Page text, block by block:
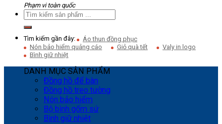
Phạm vi toàn quốc
Tìm kiếm gần đây:
Áo thun đồng phục
Nón bảo hiểm quảng cáo
Giỏ quà tết
Valy in logo
Bình giữ nhiệt
DANH MỤC SẢN PHẨM
Đồng hồ để bàn
Đồng hồ treo tường
Nón bảo hiểm
Bộ bình gốm sứ
Bình giữ nhiệt